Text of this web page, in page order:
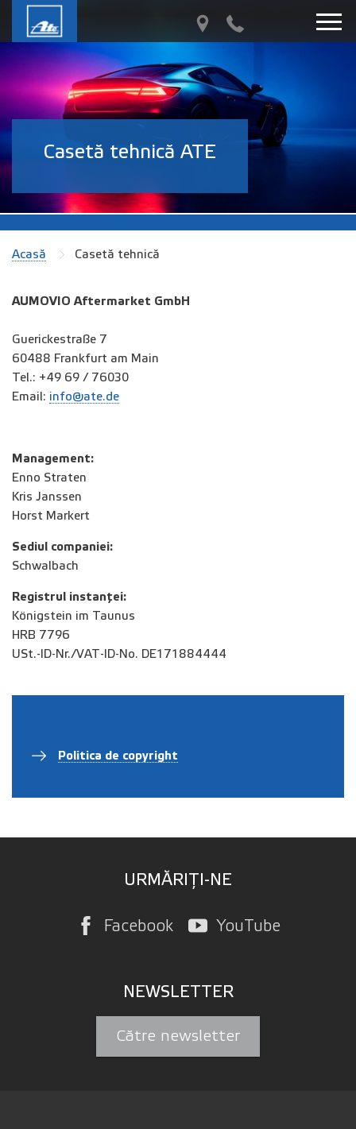
Casetă tehnică ATE
Acasă Casetă tehnică
AUMOVIO Aftermarket GmbH
Guerickestraße 7
60488 Frankfurt am Main
Tel.: +49 69 / 76030
Email: info@ate.de
Management:
Enno Straten
Kris Janssen
Horst Markert
Sediul companiei:
Schwalbach
Registrul instanței:
Königstein im Taunus
HRB 7796
USt.-ID-Nr./VAT-ID-No. DE171884444
Politica de copyright
URMĂRIȚI-NE
Facebook YouTube
NEWSLETTER
Către newsletter